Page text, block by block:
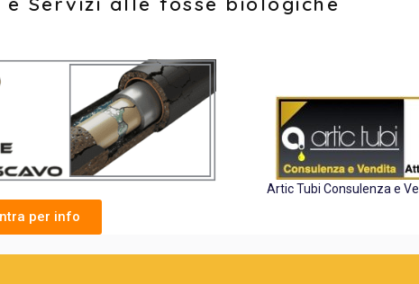
per info
Artic Tubi Consulenza e